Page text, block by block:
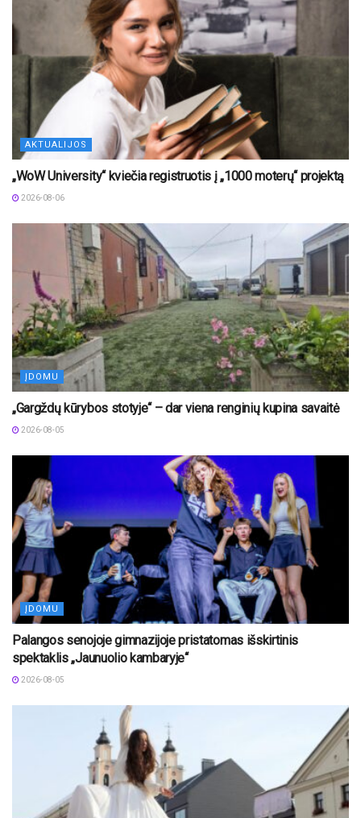
AKTUALIJOS
„WoW University“ kviečia registruotis į „1000 moterų“ projektą
2026-08-06
ĮDOMU
„Gargždų kūrybos stotyje“ – dar viena renginių kupina savaitė
2026-08-05
ĮDOMU
Palangos senojoje gimnazijoje pristatomas išskirtinis
spektaklis „Jaunuolio kambaryje“
2026-08-05